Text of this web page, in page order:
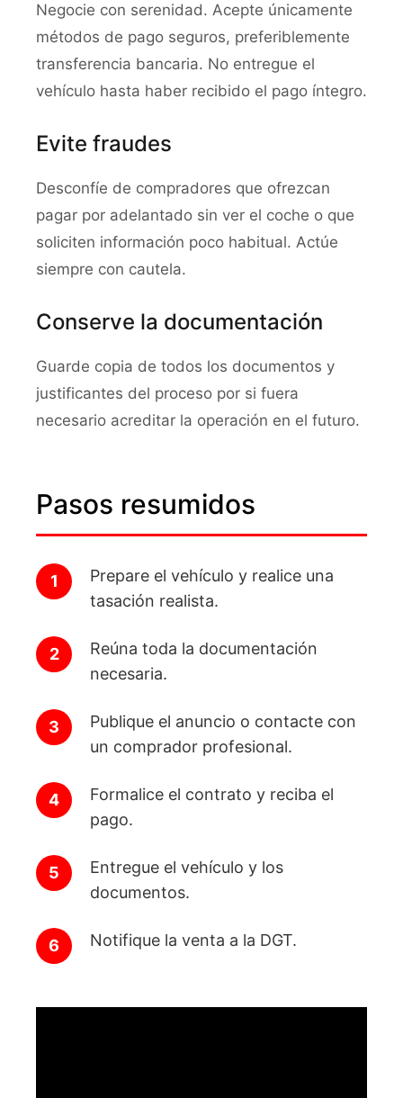
Negocie con serenidad. Acepte únicamente
métodos de pago seguros, preferiblemente
transferencia bancaria. No entregue el
vehículo hasta haber recibido el pago íntegro.
Evite fraudes
Desconfíe de compradores que ofrezcan
pagar por adelantado sin ver el coche o que
soliciten información poco habitual. Actúe
siempre con cautela.
Conserve la documentación
Guarde copia de todos los documentos y
justificantes del proceso por si fuera
necesario acreditar la operación en el futuro.
Pasos resumidos
Prepare el vehículo y realice una
tasación realista.
Reúna toda la documentación
necesaria.
Publique el anuncio o contacte con
un comprador profesional.
Formalice el contrato y reciba el
pago.
Entregue el vehículo y los
documentos.
Notifique la venta a la DGT.